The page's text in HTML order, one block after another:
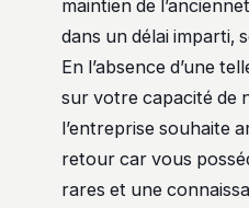
maintien de
dans un délai imparti,
En l’absence d’une
sur votre capacité de
l’entreprise souhaite
retour car vous
rares et une